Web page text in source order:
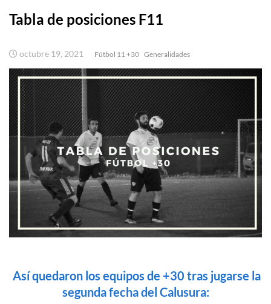
Tabla de posiciones F11
octubre 19, 2021 Fútbol 11 +30 Generalidades
Así quedaron los equipos de +30 tras jugarse la
segunda fecha del Calusura: